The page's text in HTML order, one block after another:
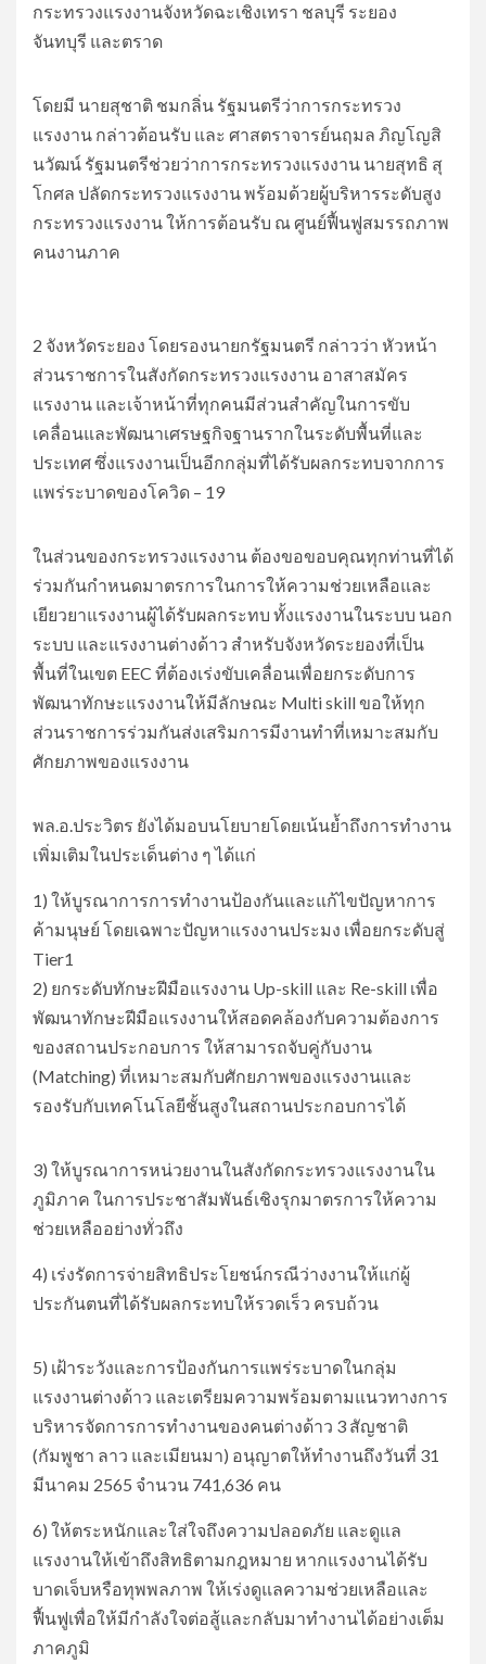
กระทรวงแรงงานจังหวัดฉะเชิงเทรา ชลบุรี ระยอง
จันทบุรี และตราด
โดยมี นายสุชาติ ชมกลิ่น รัฐมนตรีว่าการกระทรวง
แรงงาน กล่าวต้อนรับ และ ศาสตราจารย์นฤมล ภิญโญสิ
นวัฒน์ รัฐมนตรีช่วยว่าการกระทรวงแรงงาน นายสุทธิ สุ
โกศล ปลัดกระทรวงแรงงาน พร้อมด้วยผู้บริหารระดับสูง
กระทรวงแรงงาน ให้การต้อนรับ ณ ศูนย์ฟื้นฟูสมรรถภาพ
คนงานภาค
2 จังหวัดระยอง โดยรองนายกรัฐมนตรี กล่าวว่า หัวหน้า
ส่วนราชการในสังกัดกระทรวงแรงงาน อาสาสมัคร
แรงงาน และเจ้าหน้าที่ทุกคนมีส่วนสำคัญในการขับ
เคลื่อนและพัฒนาเศรษฐกิจฐานรากในระดับพื้นที่และ
ประเทศ ซึ่งแรงงานเป็นอีกกลุ่มที่ได้รับผลกระทบจากการ
แพร่ระบาดของโควิด – 19
ในส่วนของกระทรวงแรงงาน ต้องขอขอบคุณทุกท่านที่ได้
ร่วมกันกำหนดมาตรการในการให้ความช่วยเหลือและ
เยียวยาแรงงานผู้ได้รับผลกระทบ ทั้งแรงงานในระบบ นอก
ระบบ และแรงงานต่างด้าว สำหรับจังหวัดระยองที่เป็น
พื้นที่ในเขต EEC ที่ต้องเร่งขับเคลื่อนเพื่อยกระดับการ
พัฒนาทักษะแรงงานให้มีลักษณะ Multi skill ขอให้ทุก
ส่วนราชการร่วมกันส่งเสริมการมีงานทำที่เหมาะสมกับ
ศักยภาพของแรงงาน
พล.อ.ประวิตร ยังได้มอบนโยบายโดยเน้นย้ำถึงการทำงาน
เพิ่มเติมในประเด็นต่าง ๆ ได้แก่
1) ให้บูรณาการการทำงานป้องกันและแก้ไขปัญหาการ
ค้ามนุษย์ โดยเฉพาะปัญหาแรงงานประมง เพื่อยกระดับสู่
Tier1
2) ยกระดับทักษะฝีมือแรงงาน Up-skill และ Re-skill เพื่อ
พัฒนาทักษะฝีมือแรงงานให้สอดคล้องกับความต้องการ
ของสถานประกอบการ ให้สามารถจับคู่กับงาน
(Matching) ที่เหมาะสมกับศักยภาพของแรงงานและ
รองรับกับเทคโนโลยีชั้นสูงในสถานประกอบการได้
3) ให้บูรณาการหน่วยงานในสังกัดกระทรวงแรงงานใน
ภูมิภาค ในการประชาสัมพันธ์เชิงรุกมาตรการให้ความ
ช่วยเหลืออย่างทั่วถึง
4) เร่งรัดการจ่ายสิทธิประโยชน์กรณีว่างงานให้แก่ผู้
ประกันตนที่ได้รับผลกระทบให้รวดเร็ว ครบถ้วน
5) เฝ้าระวังและการป้องกันการแพร่ระบาดในกลุ่ม
แรงงานต่างด้าว และเตรียมความพร้อมตามแนวทางการ
บริหารจัดการการทำงานของคนต่างด้าว 3 สัญชาติ
(กัมพูชา ลาว และเมียนมา) อนุญาตให้ทำงานถึงวันที่ 31
มีนาคม 2565 จำนวน 741,636 คน
6) ให้ตระหนักและใส่ใจถึงความปลอดภัย และดูแล
แรงงานให้เข้าถึงสิทธิตามกฎหมาย หากแรงงานได้รับ
บาดเจ็บหรือทุพพลภาพ ให้เร่งดูแลความช่วยเหลือและ
ฟื้นฟูเพื่อให้มีกำลังใจต่อสู้และกลับมาทำงานได้อย่างเต็ม
ภาคภูมิ